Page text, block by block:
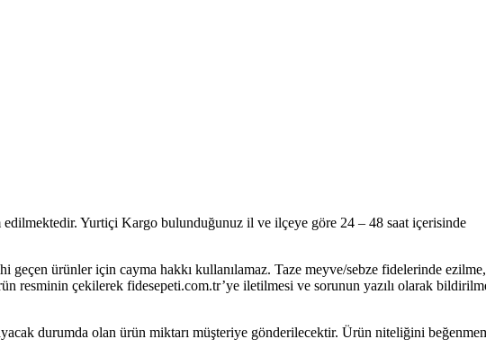
Yurtiçi Kargo bulunduğunuz il ve ilçeye göre 24 – 48 saat içerisinde
ürünler için cayma hakkı kullanılamaz. Taze meyve/sebze fidelerinde ezilme,
resminin çekilerek fidesepeti.com.tr’ye iletilmesi ve sorunun yazılı olarak
durumda olan ürün miktarı müşteriye gönderilecektir. Ürün niteliğini